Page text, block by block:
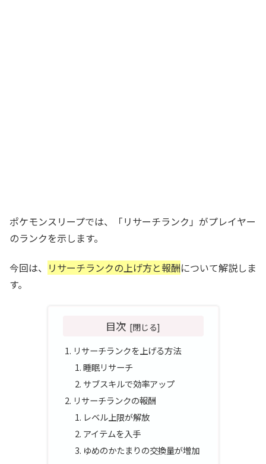
ポケモンスリープでは、「リサーチランク」がプレイヤー
のランクを示します。
今回は、 リサーチランクの上げ方と報酬について解説しま
す。
目次
リサーチランクを上げる方法
睡眠リサーチ
サブスキルで効率アップ
リサーチランクの報酬
レベル上限が解放
アイテムを入手
ゆめのかたまりの交換量が増加